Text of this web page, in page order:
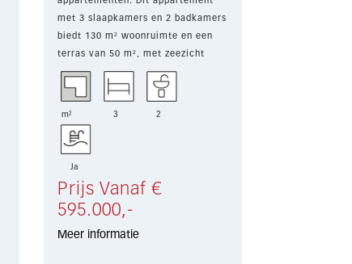
met 3 slaapkamers en 2 badkamers
biedt 130 m² woonruimte en een
terras van 50 m², met zeezicht
dankzij ...
m² 3 2
Ja
Prijs Vanaf €
595.000,-
Meer informatie